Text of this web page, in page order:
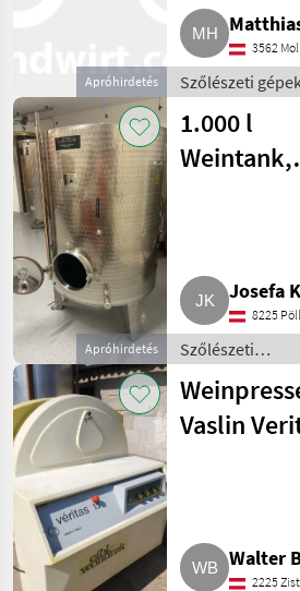
Apróhirdetés
3562
Szőlészeti
Pincészeti
Apróhirdetés
1.000 l
Weintank,
Josefa
8225
Szőlészeti
gépek /
Pincészeti
gépek
Vaslin
Walter
2225